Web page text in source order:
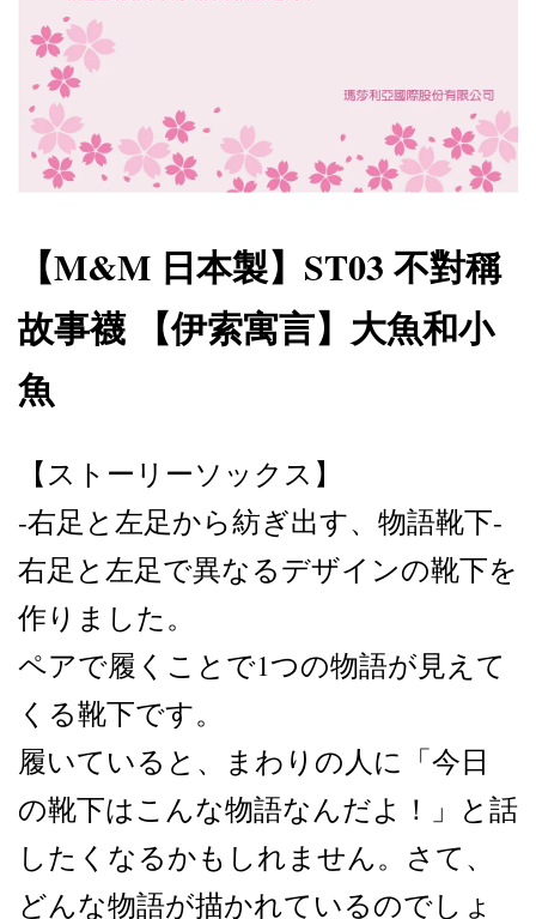
【M&M 日本製】ST03 不對稱
故事襪 【伊索寓言】大魚和小
魚
【ストーリーソックス】
-右足と左足から紡ぎ出す、物語靴下-
右足と左足で異なるデザインの靴下を
作りました。
ペアで履くことで1つの物語が見えて
くる靴下です。
履いていると、まわりの人に「今日
の靴下はこんな物語なんだよ！」と話
したくなるかもしれません。さて、
どんな物語が描かれているのでしょ